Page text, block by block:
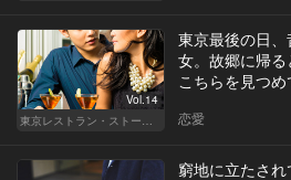
Vol.14
東京レストラン・ストーリー
東京最後の日
女。故郷に帰
こちらを見つ
恋愛
窮地に立たさ